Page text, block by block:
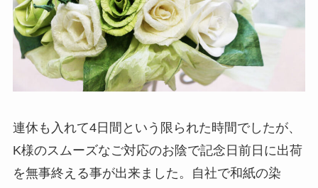
連休も入れて4日間という限られた時間でしたが、
K様のスムーズなご対応のお陰で記念日前日に出荷
を無事終える事が出来ました。自社で和紙の染